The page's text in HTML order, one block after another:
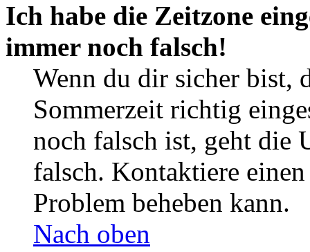
Ich habe die Zeitzone
immer noch falsch!
Wenn du dir sicher bist,
Sommerzeit richtig
noch falsch ist, geht die
falsch. Kontaktiere
Problem beheben kann.
Nach oben